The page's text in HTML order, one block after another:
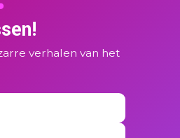
verhalen van het